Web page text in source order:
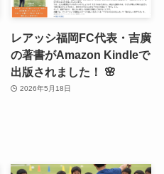
レアッシ福岡FC代表・吉廣
の著書がAmazon Kindleで
出版されました！ 🌸
2026年5月18日